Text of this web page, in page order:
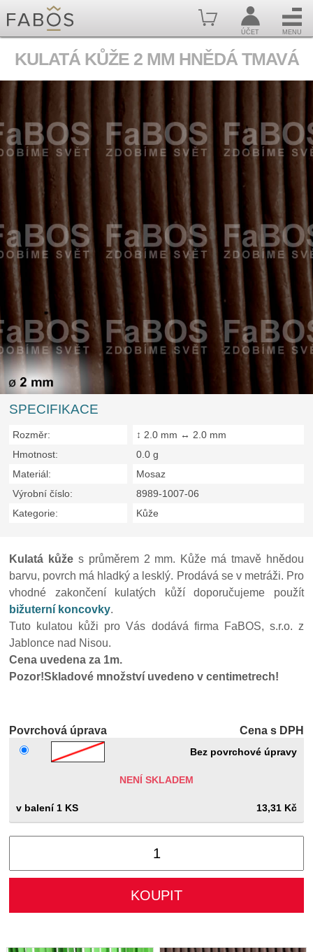
ÚČET MENU
KULATÁ KŮŽE 2 MM HNĚDÁ TMAVÁ
SPECIFIKACE
Rozměr:
↕ 2.0 mm ↔ 2.0 mm
Hmotnost:
0.0 g
Materiál:
Mosaz
Výrobní číslo:
8989-1007-06
Kategorie:
Kůže
Kulatá kůže s průměrem 2 mm. Kůže má tmavě hnědou
barvu, povrch má hladký a lesklý. Prodává se v metráži. Pro
vhodné zakončení kulatých kůží doporučujeme použít
bižuterní koncovky.
Tuto kulatou kůži pro Vás dodává firma FaBOS, s.r.o. z
Jablonce nad Nisou.
Cena uvedena za 1m.
Pozor!Skladové množství uvedeno v centimetrech!
Povrchová úprava Cena s DPH
Bez povrchové úpravy
NENÍ SKLADEM
1 KS 13,31 Kč